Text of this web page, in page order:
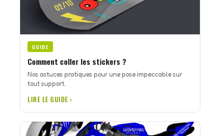
GUIDE
Comment coller les stickers ?
Nos astuces pratiques pour une pose impeccable sur
tout support.
LIRE LE GUIDE ›